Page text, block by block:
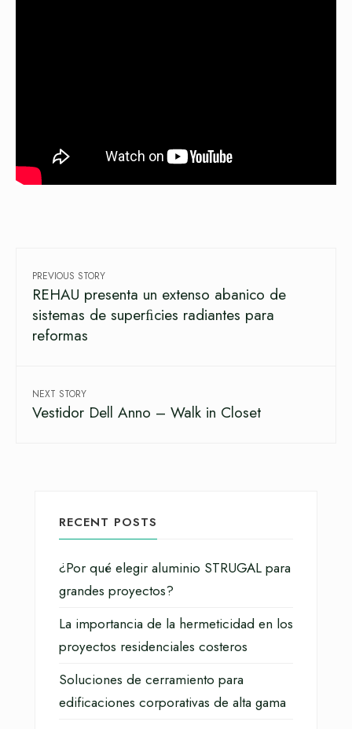
PREVIOUS STORY
REHAU presenta un extenso abanico de
sistemas de superﬁcies radiantes para
reformas
NEXT STORY
Vestidor Dell Anno – Walk in Closet
RECENT POSTS
¿Por qué elegir aluminio STRUGAL para
grandes proyectos?
La importancia de la hermeticidad en los
proyectos residenciales costeros
Soluciones de cerramiento para
edificaciones corporativas de alta gama